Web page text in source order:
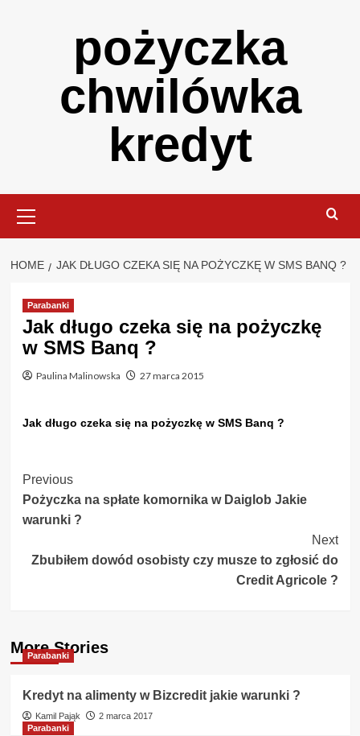
pożyczka
chwilówka
kredyt
Menu
HOME JAK DŁUGO CZEKA SIĘ NA POŻYCZKĘ W SMS BANQ ?
Parabanki
Jak długo czeka się na pożyczkę
w SMS Banq ?
Paulina Malinowska 27 marca 2015
Jak długo czeka się na pożyczkę w SMS Banq ?
Post
Navigation
Previous
Pożyczka na spłate komornika w Daiglob Jakie
warunki ?
Next
Zbubiłem dowód osobisty czy musze to zgłosić do
Credit Agricole ?
More Stories
Parabanki
Kredyt na alimenty w Bizcredit jakie warunki ?
Kamil Pająk
2 marca 2017
Parabanki